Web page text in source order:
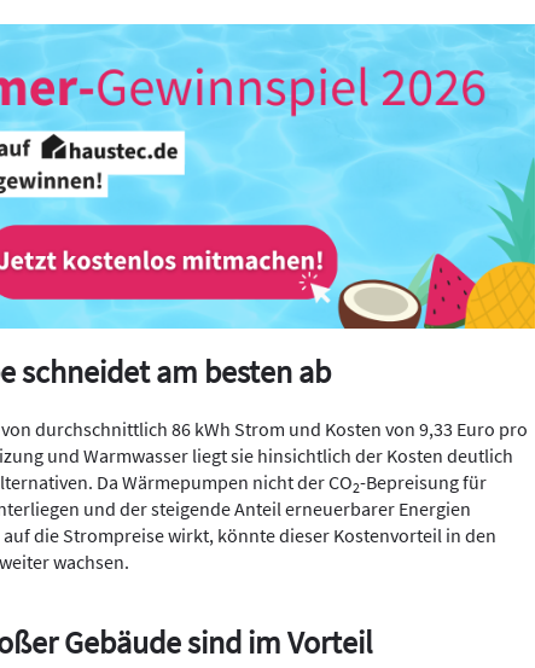
schneidet am besten ab
durchschnittlich 86 kWh Strom und Kosten von 9,33 Euro pro
und Warmwasser liegt sie hinsichtlich der Kosten deutlich
Da Wärmepumpen nicht der CO2-Bepreisung für
und der steigende Anteil erneuerbarer Energien
die Strompreise wirkt, könnte dieser Kostenvorteil in den
wachsen.
Gebäude sind im Vorteil